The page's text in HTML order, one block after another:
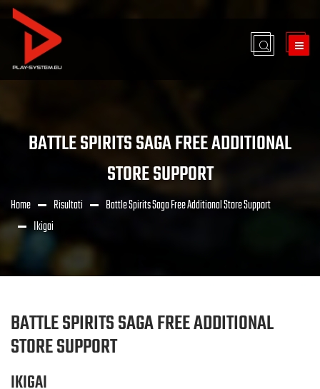
BATTLE SPIRITS SAGA FREE ADDITIONAL
STORE SUPPORT
Home Risultati
Battle Spirits Saga Free Additional Store Support
Ikigai
BATTLE SPIRITS SAGA FREE ADDITIONAL
STORE SUPPORT
IKIGAI